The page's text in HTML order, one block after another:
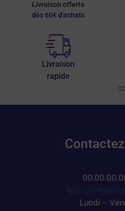
Livraison offerte
dès 60€ d'achats
Livraison
rapide
Lundi –